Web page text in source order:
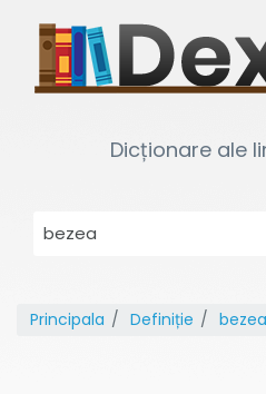
Dicționare ale
Principala Definiție bezea